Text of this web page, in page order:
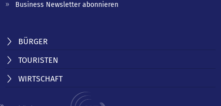
Business Newsletter abonnieren
BÜRGER
TOURISTEN
WIRTSCHAFT